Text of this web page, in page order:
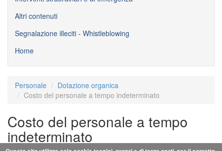
Altri contenuti
Segnalazione illeciti - Whistleblowing
Home
Personale
Dotazione organica
Costo del personale a tempo indeterminato
Costo del personale a tempo
indeterminato